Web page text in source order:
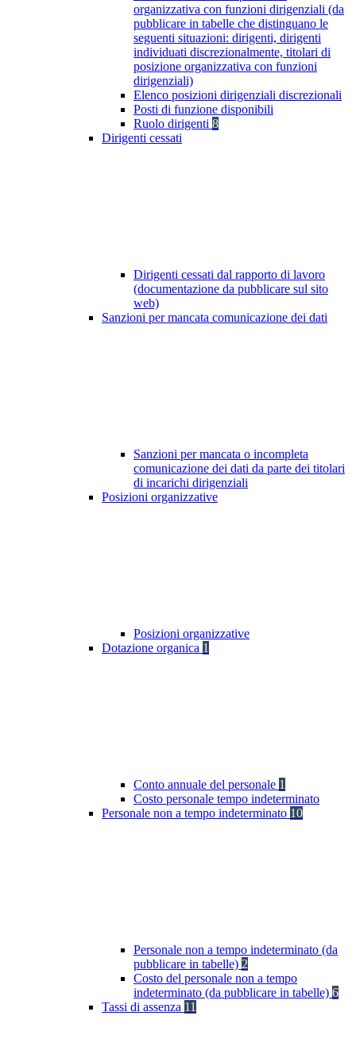
organizzativa con funzioni dirigenziali (da
pubblicare in tabelle che distinguano le
seguenti situazioni: dirigenti, dirigenti
individuati discrezionalmente, titolari di
posizione organizzativa con funzioni
dirigenziali)
Elenco posizioni dirigenziali discrezionali
Posti di funzione disponibili
Ruolo dirigenti 8
Dirigenti cessati
Dirigenti cessati dal rapporto di lavoro
(documentazione da pubblicare sul sito
web)
Sanzioni per mancata comunicazione dei dati
Sanzioni per mancata o incompleta
comunicazione dei dati da parte dei titolari
di incarichi dirigenziali
Posizioni organizzative
Posizioni organizzative
Dotazione organica 1
Conto annuale del personale 1
Costo personale tempo indeterminato
Personale non a tempo indeterminato 10
Personale non a tempo indeterminato (da
pubblicare in tabelle) 2
Costo del personale non a tempo
indeterminato (da pubblicare in tabelle) 6
Tassi di assenza 11